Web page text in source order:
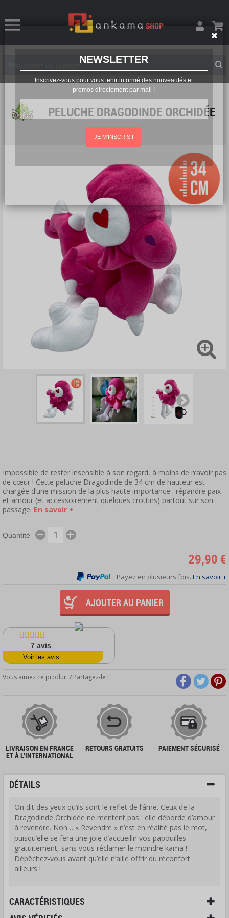
NEWSLETTER
Inscrivez-vous pour vous tenir informé des nouveautés et
promos directement par mail !
JE M'INSCRIS !
PELUCHE DRAGODINDE ORCHIDÉE
Impossible de rester insensible à son regard, à moins de n’avoir pas
de cœur ! Cette peluche Dragodinde de 34 cm de hauteur est
chargée d’une mission de la plus haute importance : répandre paix
et amour (et accessoirement quelques crottins) partout sur son
passage. En savoir +
Quantité
29,90 €
Payez en plusieurs fois. En savoir +
AJOUTER AU PANIER
7avis
Voir les avis
Vous aimez ce produit ? Partagez-le !
LIVRAISON EN FRANCE
ET À L'INTERNATIONAL
RETOURS GRATUITS PAIEMENT SÉCURISÉ
DÉTAILS
On dit des yeux qu’ils sont le reflet de l’âme. Ceux de la
Dragodinde Orchidée ne mentent pas : elle déborde d’amour
à revendre. Non… « Revendre » n’est en réalité pas le mot,
puisqu’elle se fera une joie d’accueillir vos papouilles
gratuitement, sans vous réclamer le moindre kama !
Dépêchez-vous avant qu’elle n’aille offrir du réconfort
ailleurs !
CARACTÉRISTIQUES